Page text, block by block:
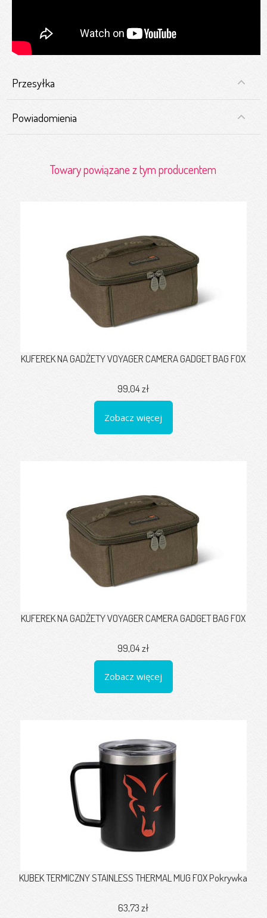
Przesyłka
Powiadomienia
Towary powiązane z tym producentem
KUFEREK NA GADŻETY VOYAGER CAMERA GADGET BAG FOX
99,04 zł
Zobacz więcej
KUFEREK NA GADŻETY VOYAGER CAMERA GADGET BAG FOX
99,04 zł
Zobacz więcej
KUBEK TERMICZNY STAINLESS THERMAL MUG FOX Pokrywka
63,73 zł